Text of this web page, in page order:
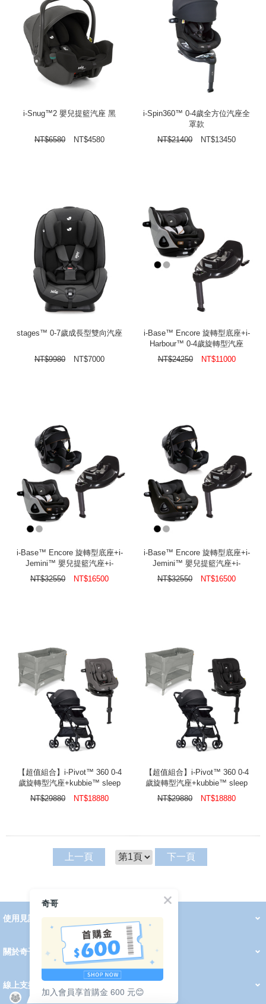
i-Snug™2 嬰兒提籃汽座 黑
NT$6580 NT$4580
i-Spin360™ 0-4歲全方位汽座全
罩款
NT$21400 NT$13450
stages™ 0-7歲成長型雙向汽座
NT$9980 NT$7000
i-Base™ Encore 旋轉型底座+i-
Harbour™ 0-4歲旋轉型汽座
NT$24250 NT$11000
i-Base™ Encore 旋轉型底座+i-
Jemini™ 嬰兒提籃汽座+i-
Harbour™ 0-4歲旋轉型汽座
NT$32550 NT$16500
i-Base™ Encore 旋轉型底座+i-
Jemini™ 嬰兒提籃汽座+i-
Harbour™ 0-4歲旋轉型汽座
NT$32550 NT$16500
【超值組合】i-Pivot™ 360 0-4
歲旋轉型汽座+kubbie™ sleep
多功能床邊嬰兒床+fluri™ drift
橫輕巧x磁吸扣手推車
NT$29880 NT$18880
【超值組合】i-Pivot™ 360 0-4
歲旋轉型汽座+kubbie™ sleep
多功能床邊嬰兒床+fluri™ drift
橫輕巧x磁吸扣手推車
NT$29880 NT$18880
上一頁 下一頁
使用見證 線上DM
2026 PADDINGTON 春夏服飾
2026 Peter Rabbit 春夏服飾
2026 CHIC BASICS春夏服飾
2026 Chic“a”Bon 派對禮服系列
2026 Chic“a”Bon 春夏服飾
媽咪購物指南
關於奇哥
奇哥的故事
育兒資訊站
會員中心
會員權益說明
我的帳戶
訂單查詢
紅利點數
修改會員資料
活動報名
線上支援
奇哥
加入會員享首購金 600 元😊